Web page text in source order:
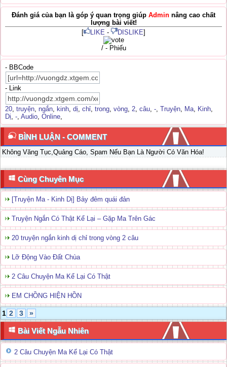
Đánh giá của bạn là góp ý quan trọng giúp Admin nâng cao chất
lượng bài viết!
[
LIKE - DISLIKE]
/ - Phiếu
- BBCode
- Link
20, truyện, ngắn, kinh, dị, chỉ, trong, vòng, 2, câu, -, Truyện, Ma, Kinh,
Dị, -, Audio, Online,
BÌNH LUẬN - COMMENT
Không Văng Tục,Quảng Cáo, Spam Nếu Bạn Là Người Có Văn Hóa!
Cùng Chuyên Mục
[Truyện Ma - Kinh Dị] Bảy đêm quái đản
Truyện Ngắn Có Thật Kể Lại – Gặp Ma Trên Gác
20 truyện ngắn kinh dị chỉ trong vòng 2 câu
Lỡ Động Vào Đất Chùa
2 Câu Chuyện Ma Kể Lại Có Thật
EM CHỒNG HIỆN HỒN
1 2 3 »
Bài Viết Ngẫu Nhiên
2 Câu Chuyện Ma Kể Lại Có Thật